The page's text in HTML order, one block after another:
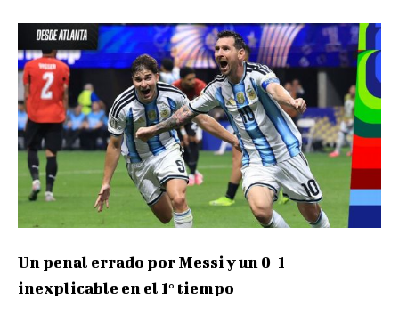
Un penal errado por Messi y un 0-1
inexplicable en el 1° tiempo